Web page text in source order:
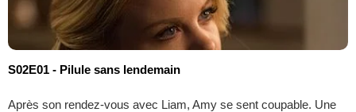
S02E01 - Pilule sans lendemain
Après son rendez-vous avec Liam, Amy se sent coupable. Une